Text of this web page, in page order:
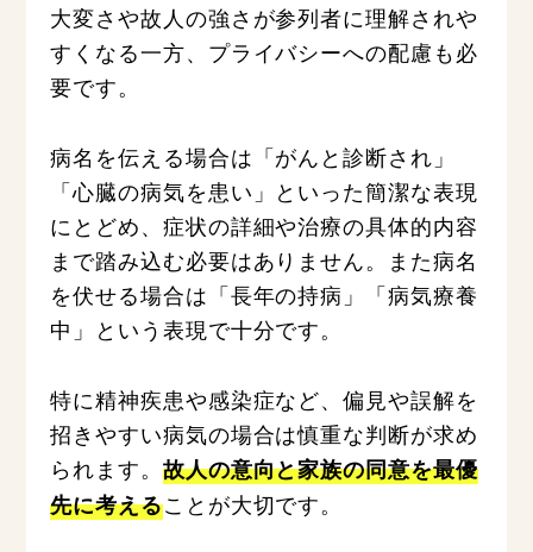
大変さや故人の強さが参列者に理解されや
すくなる一方、プライバシーへの配慮も必
要です。
病名を伝える場合は「がんと診断され」
「心臓の病気を患い」といった簡潔な表現
にとどめ、症状の詳細や治療の具体的内容
まで踏み込む必要はありません。また病名
を伏せる場合は「長年の持病」「病気療養
中」という表現で十分です。
特に精神疾患や感染症など、偏見や誤解を
招きやすい病気の場合は慎重な判断が求め
られます。 故人の意向と家族の同意を最優
先に考えることが大切です。